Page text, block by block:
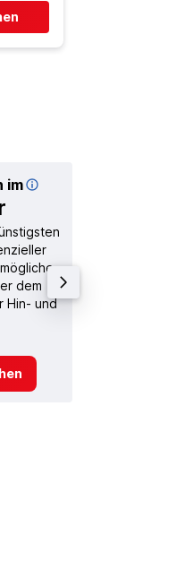
im
dem
Hin- und